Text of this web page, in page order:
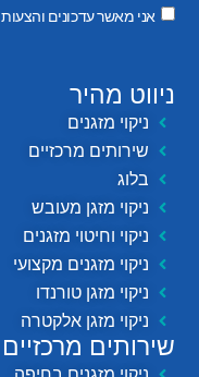
ניווט מהיר
ניקוי מזגנים
שירותים מרכזיים
בלוג
ניקוי מזגן מעובש
ניקוי וחיטוי מזגנים
ניקוי מזגנים מקצועי
ניקוי מזגן טורנדו
ניקוי מזגן אלקטרה
שירותים מרכזיים
אני מאשר עדכונים והצעות